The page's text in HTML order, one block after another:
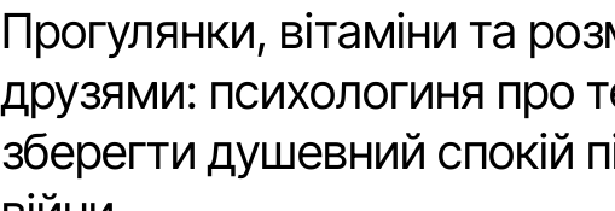
Прогулянки, вітаміни та
друзями: психологиня про
зберегти душевний спокій